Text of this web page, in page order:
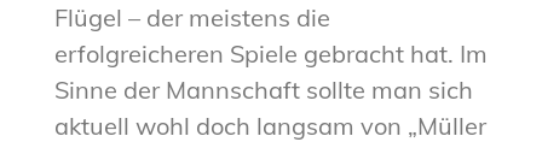
Flügel – der meistens die
erfolgreicheren Spiele gebracht hat. Im
Sinne der Mannschaft sollte man sich
aktuell wohl doch langsam von „Müller